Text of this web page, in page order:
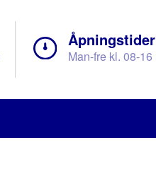
Åpningstider
Man-fre kl. 08-16